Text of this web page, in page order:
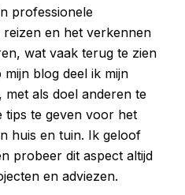
professionele
en het verkennen
wat vaak terug te zien
blog deel ik mijn
als doel anderen te
tips te geven voor het
huis en tuin. Ik geloof
probeer dit aspect altijd
en adviezen.